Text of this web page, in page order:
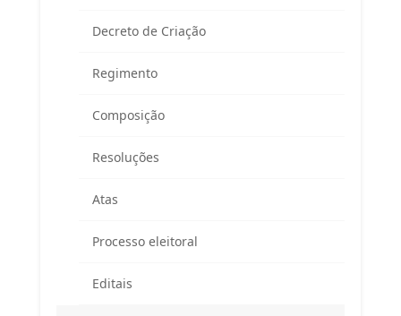
Decreto de Criação
Regimento
Composição
Resoluções
Atas
Processo eleitoral
Editais